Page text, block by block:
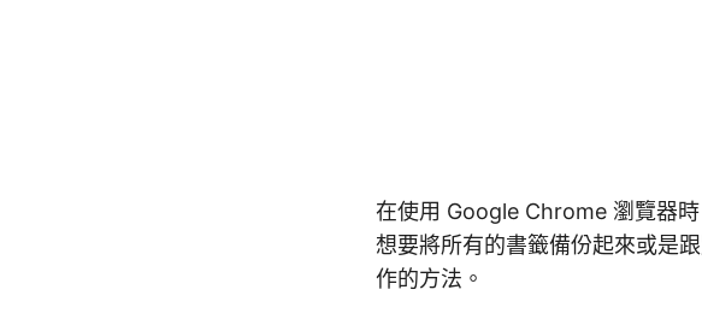
在使用 Google Chrome 瀏覽器
想要將所有的書籤備份起來或是
作的方法。